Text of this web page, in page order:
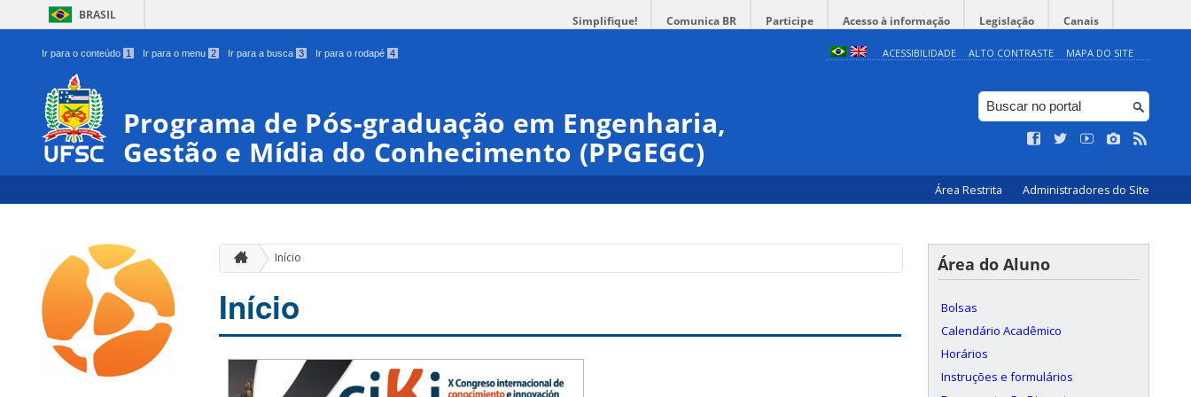
BRASIL Simplifique! Comunica BR Participe Acesso à informação Legislação Canais
Ir para o conteúdo 1 Ir para o menu 2 Ir para a busca 3 Ir para o rodapé 4 ACESSIBILIDADE ALTO CONTRASTE MAPA DO SITE
Programa de Pós-graduação em Engenharia,
Gestão e Mídia do Conhecimento (PPGEGC)
Área Restrita Administradores do Site
Início
Início
00:00
01:00
Área do Aluno
Bolsas
Calendário Acadêmico
Horários
Instruções e formulários